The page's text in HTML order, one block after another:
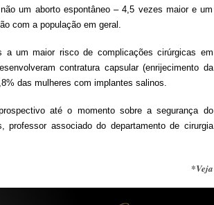
um aborto espontâneo – 4,5 vezes maior e um
com a população em geral.
a um maior risco de complicações cirúrgicas em
contratura capsular (enrijecimento da
das mulheres com implantes salinos.
até o momento sobre a segurança do
professor associado do departamento de cirurgia
*Veja